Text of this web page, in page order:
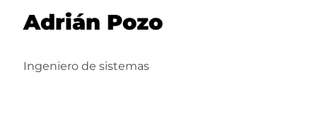
Adrián Pozo
Ingeniero de sistemas